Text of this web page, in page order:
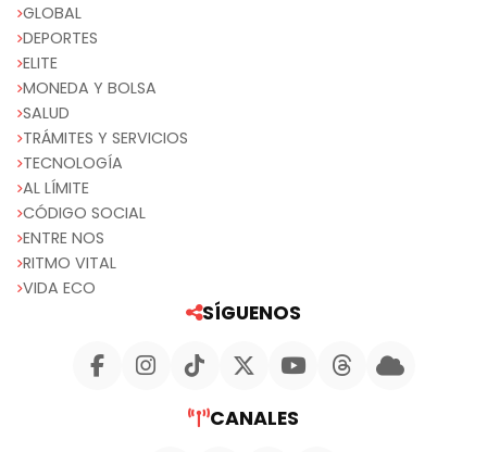
GLOBAL
DEPORTES
ELITE
MONEDA Y BOLSA
SALUD
TRÁMITES Y SERVICIOS
TECNOLOGÍA
AL LÍMITE
CÓDIGO SOCIAL
ENTRE NOS
RITMO VITAL
VIDA ECO
SÍGUENOS
CANALES